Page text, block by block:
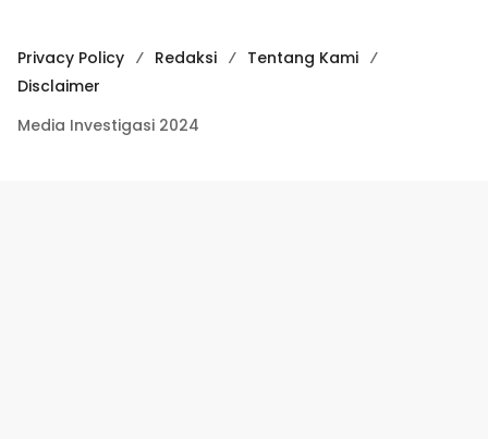
Privacy Policy Redaksi
Tentang Kami
Disclaimer
Media Investigasi 2024